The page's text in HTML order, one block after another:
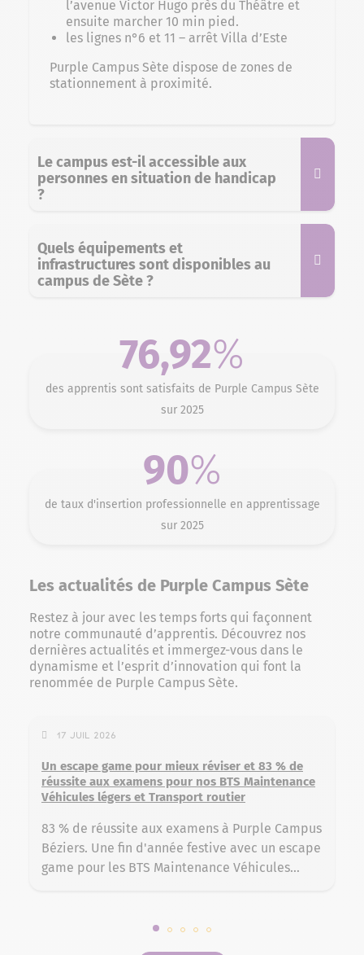
l’avenue Victor Hugo près du Théâtre et
ensuite marcher 10 min pied.
les lignes n°6 et 11 – arrêt Villa d’Este
Purple Campus Sète dispose de zones de
stationnement à proximité.
Le campus est-il accessible aux
personnes en situation de handicap
?
Quels équipements et
infrastructures sont disponibles au
campus de Sète ?
76,92%
des apprentis sont satisfaits de Purple Campus Sète
sur 2025
90%
de taux d'insertion professionnelle en apprentissage
sur 2025
Les actualités de Purple Campus Sète
Restez à jour avec les temps forts qui façonnent
notre communauté d’apprentis. Découvrez nos
dernières actualités et immergez-vous dans le
dynamisme et l’esprit d’innovation qui font la
renommée de Purple Campus Sète.
17 Juil 2026
Un escape game pour mieux réviser et 83 % de
réussite aux examens pour nos BTS Maintenance
Véhicules légers et Transport routier
83 % de réussite aux examens à Purple Campus
Béziers. Une fin d'année festive avec un escape
game pour les BTS Maintenance Véhicules
Slide 1 sur 5
Slide 2 sur 5
Slide 3 sur 5
Slide 4 sur 5
Slide 5 sur 5